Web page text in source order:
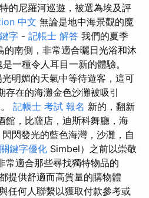
的尼羅河巡遊，被選為埃及評
中文 無論是地中海景觀的魔
字 - 記帳士 解答 我們的夏季
的南側，非常適合曬日光浴和沐
一種令人耳目一新的體驗。
明媚的天氣中等待遊客，這可
在的海灘金色沙灘被吸引
記帳士 考試 報名 新的，翻新
館，比薩店，迪斯科舞廳，海
閃閃發光的藍色海灣，沙灘，自
關鍵字優化 Simbel）之前以崇敬
常適合那些尋找獨特物品的
提供舒適而高質量的購物體
任何人聯繫以獲取付款參考或